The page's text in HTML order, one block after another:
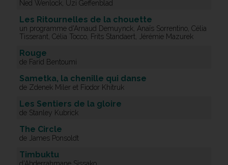
Ned Wenlock, Uzi Geffenblad
Les Ritournelles de la chouette
un programme d'Arnaud Demuynck, Anaïs Sorrentino, Célia
Tisserant, Célia Tocco, Frits Standaert, Jérémie Mazurek
Rouge
de Farid Bentoumi
Sametka, la chenille qui danse
de Zdenek Miler et Fiodor Khitruk
Les Sentiers de la gloire
de Stanley Kubrick
The Circle
de James Ponsoldt
Timbuktu